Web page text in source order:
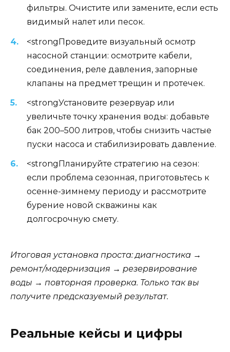
фильтры. Очистите или замените, если есть
видимый налет или песок.
<strongПроведите визуальный осмотр
насосной станции: осмотрите кабели,
соединения, реле давления, запорные
клапаны на предмет трещин и протечек.
<strongУстановите резервуар или
увеличьте точку хранения воды: добавьте
бак 200–500 литров, чтобы снизить частые
пуски насоса и стабилизировать давление.
<strongПланируйте стратегию на сезон:
если проблема сезонная, приготовьтесь к
осенне-зимнему периоду и рассмотрите
бурение новой скважины как
долгосрочную смету.
Итоговая установка проста: диагностика →
ремонт/модернизация → резервирование
воды → повторная проверка. Только так вы
получите предсказуемый результат.
Реальные кейсы и цифры